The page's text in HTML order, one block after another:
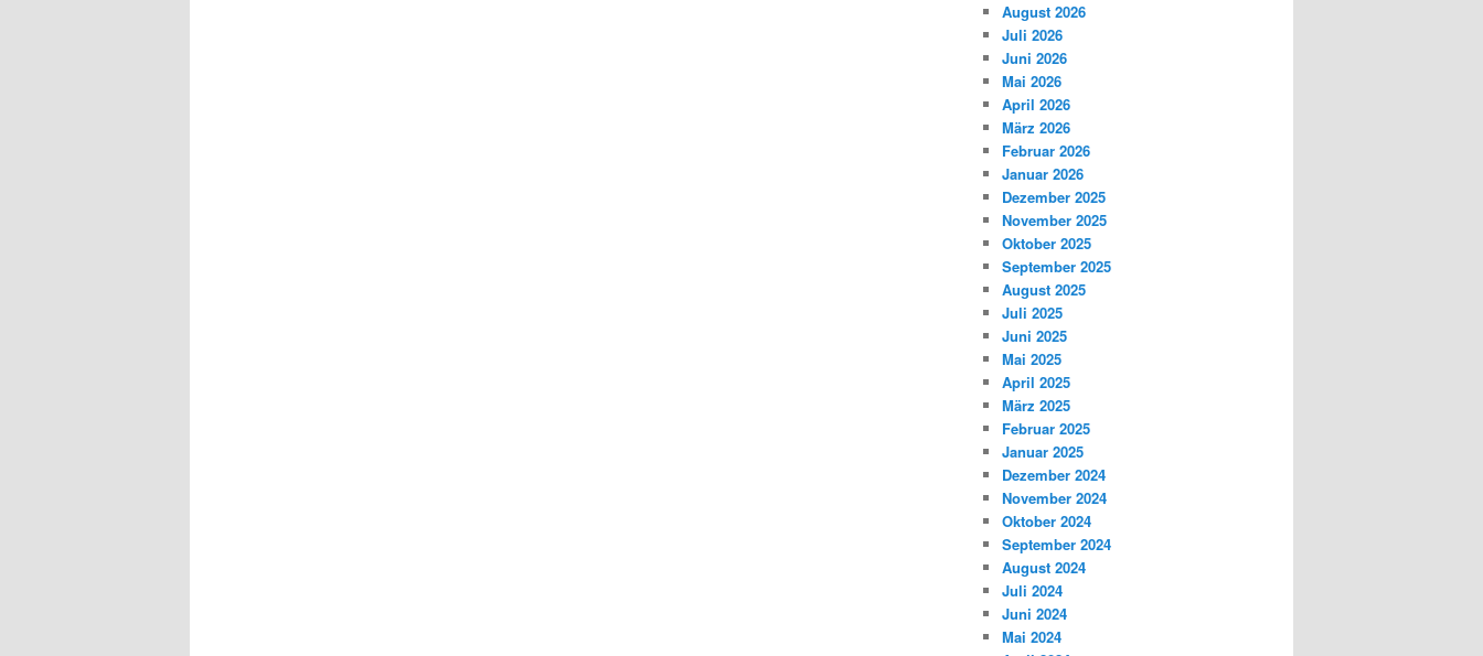
August 2026
Juli 2026
Juni 2026
Mai 2026
April 2026
März 2026
Februar 2026
Januar 2026
Dezember 2025
November 2025
Oktober 2025
September 2025
August 2025
Juli 2025
Juni 2025
Mai 2025
April 2025
März 2025
Februar 2025
Januar 2025
Dezember 2024
November 2024
Oktober 2024
September 2024
August 2024
Juli 2024
Juni 2024
Mai 2024